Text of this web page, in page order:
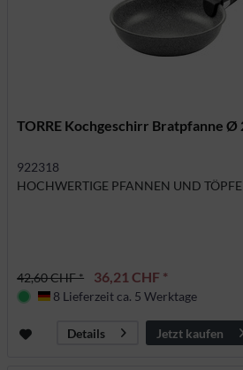
TORRE Kochgeschirr Bratpfanne Ø
922318
HOCHWERTIGE PFANNEN UND TÖPFE
42,60 CHF * 36,21 CHF *
Deutschland
8 Lieferzeit ca. 5 Werktage
Details Jetzt kaufen